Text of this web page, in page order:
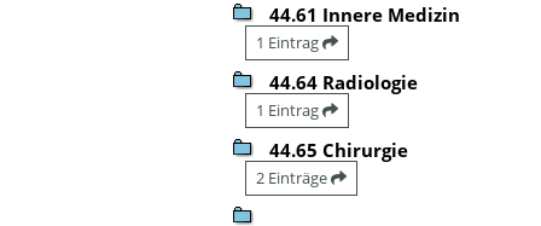
44.61 Innere Medizin
1 Eintrag
44.64 Radiologie
1 Eintrag
44.65 Chirurgie
2 Einträge